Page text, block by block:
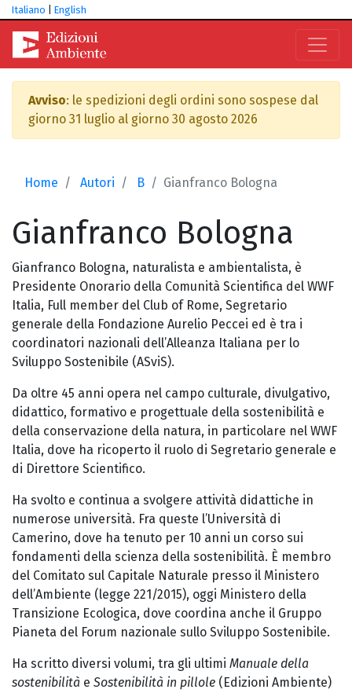
Italiano English
Avviso: le spedizioni degli ordini sono sospese dal
giorno 31 luglio al giorno 30 agosto 2026
Home Autori B Gianfranco Bologna
Gianfranco Bologna
Gianfranco Bologna, naturalista e ambientalista, è
Presidente Onorario della Comunità Scientifica del WWF
Italia, Full member del Club of Rome, Segretario
generale della Fondazione Aurelio Peccei ed è tra i
coordinatori nazionali dell’Alleanza Italiana per lo
Sviluppo Sostenibile (ASviS).
Da oltre 45 anni opera nel campo culturale, divulgativo,
didattico, formativo e progettuale della sostenibilità e
della conservazione della natura, in particolare nel WWF
Italia, dove ha ricoperto il ruolo di Segretario generale e
di Direttore Scientifico.
Ha svolto e continua a svolgere attività didattiche in
numerose università. Fra queste l’Università di
Camerino, dove ha tenuto per 10 anni un corso sui
fondamenti della scienza della sostenibilità. È membro
del Comitato sul Capitale Naturale presso il Ministero
dell’Ambiente (legge 221/2015), oggi Ministero della
Transizione Ecologica, dove coordina anche il Gruppo
Pianeta del Forum nazionale sullo Sviluppo Sostenibile.
Ha scritto diversi volumi, tra gli ultimi Manuale della
sostenibilità e Sostenibilità in pillole (Edizioni Ambiente)